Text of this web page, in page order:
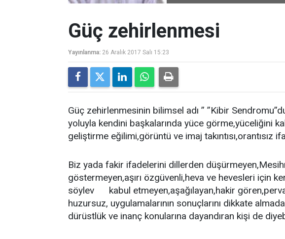
Güç zehirlenmesi
Yayınlanma: 26 Aralık 2017 Salı 15:23
Güç zehirlenmesinin bilimsel adı ” ”Kibir
yoluyla kendini başkalarında yüce görme,yüceliğini
geliştirme eğilimi,görüntü ve imaj takıntısı,orantısız
Biz yada fakir ifadelerini dillerden
göstermeyen,aşırı özgüvenli,heva ve hevesleri için
söylev kabul etmeyen,aşağılayan,hakir
huzursuz, uygulamalarının sonuçlarını dikkate
dürüstlük ve inanç konularına dayandıran kişi de